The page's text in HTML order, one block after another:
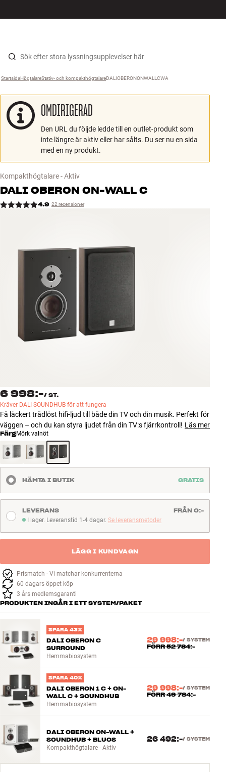
Hopp til innhold
Högtalare
Hörlurar
Surround
TV
System
Kablar
INSPIRATION
MÄRKEN
NYHETER
ERBJUDANDEN
Kundtjänst
Bygg med ljud
Företag
Startsida ›
Högtalare ›
Stativ- och kompakthögtalare ›
DALIOBERONONWALLCWA
OMDIRIGERAD
Den URL du följde ledde till en outlet-produkt som
inte längre är aktiv eller har sålts. Du ser nu en sida
med en ny produkt.
Kompakthögtalare - Aktiv
DALIOBERON ON-WALL C
4.9 22 recensioner
6 998:-/ ST.
Kräver DALI SOUNDHUB för att fungera
Få läckert trådlöst hifi-ljud till både din TV och din musik. Perfekt för
väggen – och du kan styra ljudet från din TV:s fjärrkontroll! Läs mer
FärgMörk valnöt
HÄMTA I BUTIK GRATIS
I lager. Leveranstid 1-4 dagar
I lager. Leveranstid 1-4 dagar. Se leveransmetoder
LEVERANS FRÅN 0:-
LÄGG I KUNDVAGN
Prismatch - Vi matchar konkurrenterna
60 dagars öppet köp
3 års medlemsgaranti
PRODUKTEN INGÅR I ETT SYSTEM/PAKET
SPARA 43%
DALI OBERON C
SURROUND
Hemmabiosystem
29 998:-/ SYSTEM
FÖRR52 784:-
SPARA 40%
DALI OBERON 1 C + ON-
WALL C + SOUNDHUB
Hemmabiosystem
29 998:-/ SYSTEM
FÖRR49 784:-
DALI OBERON ON-WALL +
SOUNDHUB + BLUOS
Kompakthögtalare - Aktiv
26 492:-/ SYSTEM